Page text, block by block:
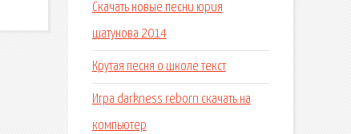
Скачать новые песни юрия
шатунова 2014
Крутая песня о школе текст
Игра darkness reborn скачать на
компьютер